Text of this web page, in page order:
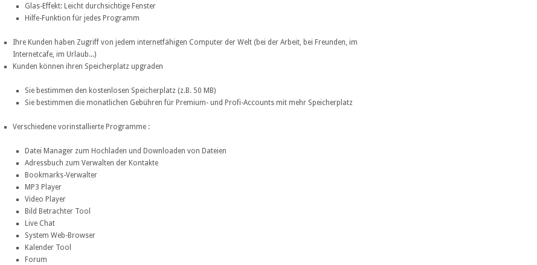
Glas-Effekt: Leicht durchsichtige Fenster
Hilfe-Funktion für jedes Programm
Ihre Kunden haben Zugriff von jedem internetfähigen Computer der Welt (bei der Arbeit, bei Freunden, im
Internetcafe, im Urlaub...)
Kunden können ihren Speicherplatz upgraden
Sie bestimmen den kostenlosen Speicherplatz (z.B. 50 MB)
Sie bestimmen die monatlichen Gebühren für Premium- und Profi-Accounts mit mehr Speicherplatz
Verschiedene vorinstallierte Programme :
Datei Manager zum Hochladen und Downloaden von Dateien
Adressbuch zum Verwalten der Kontakte
Bookmarks-Verwalter
MP3 Player
Video Player
Bild Betrachter Tool
Live Chat
System Web-Browser
Kalender Tool
Forum